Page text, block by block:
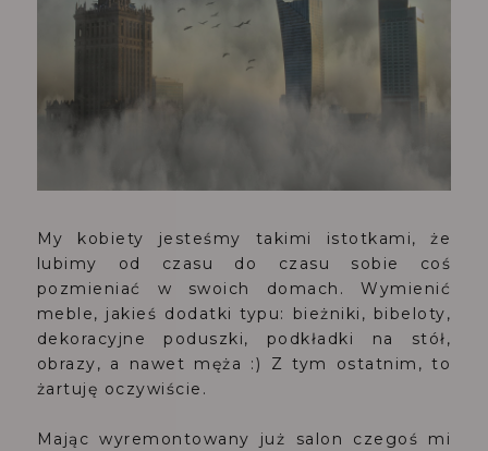
My kobiety jesteśmy takimi istotkami, że
lubimy od czasu do czasu sobie coś
pozmieniać w swoich domach. Wymienić
meble, jakieś dodatki typu: bieżniki, bibeloty,
dekoracyjne poduszki, podkładki na stół,
obrazy, a nawet męża :) Z tym ostatnim, to
żartuję oczywiście.
Mając wyremontowany już salon czegoś mi